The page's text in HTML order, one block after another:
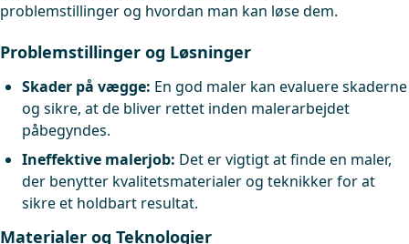
problemstillinger og hvordan man kan løse dem.
Problemstillinger og Løsninger
Skader på vægge: En god maler kan evaluere skaderne
og sikre, at de bliver rettet inden malerarbejdet
påbegyndes.
Ineffektive malerjob: Det er vigtigt at finde en maler,
der benytter kvalitetsmaterialer og teknikker for at
sikre et holdbart resultat.
Materialer og Teknologier